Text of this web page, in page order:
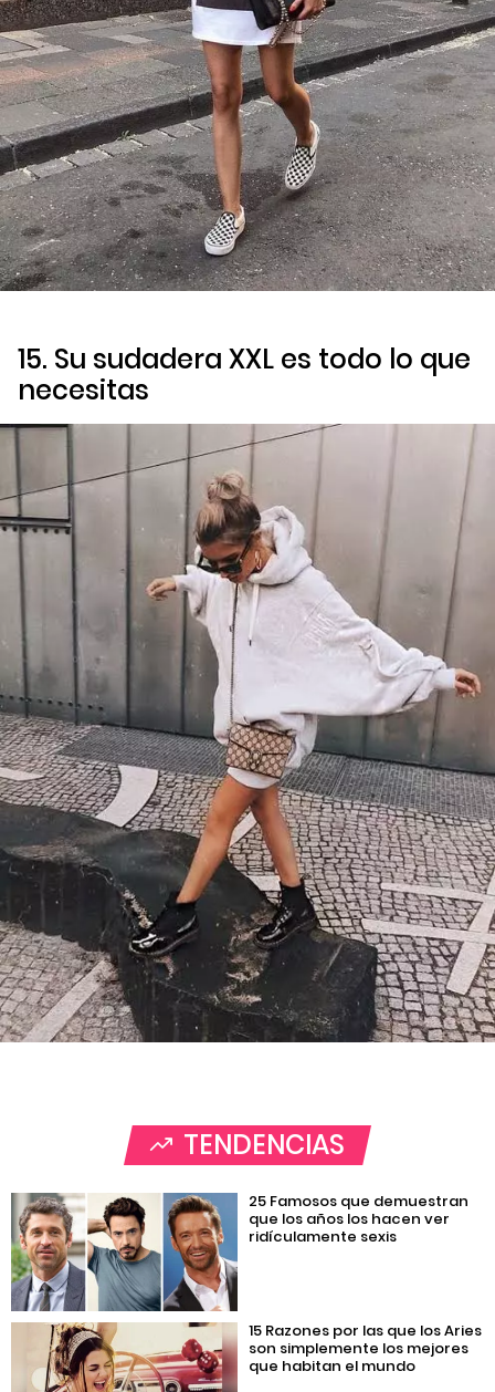
15. Su sudadera XXL es todo lo que
necesitas
TENDENCIAS
25 Famosos que demuestran
que los años los hacen ver
ridículamente sexis
15 Razones por las que los Aries
son simplemente los mejores
que habitan el mundo